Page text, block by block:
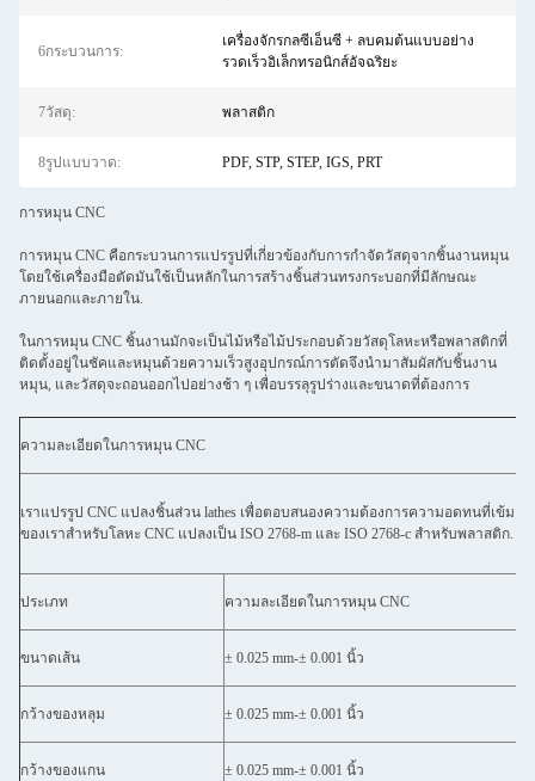
6กระบวนการ:
เครื่องจักรกลซีเอ็นซี + ลบคมต้นแบบอย่าง
รวดเร็วอิเล็กทรอนิกส์อัจฉริยะ
7วัสดุ: พลาสติก
8รูปแบบวาด: PDF, STP, STEP, IGS, PRT
การหมุน CNC
การหมุน CNC คือกระบวนการแปรรูปที่เกี่ยวข้องกับการกําจัดวัสดุจากชิ้นงานหมุน
โดยใช้เครื่องมือตัดมันใช้เป็นหลักในการสร้างชิ้นส่วนทรงกระบอกที่มีลักษณะ
ภายนอกและภายใน.
ในการหมุน CNC ชิ้นงานมักจะเป็นไม้หรือไม้ประกอบด้วยวัสดุโลหะหรือพลาสติกที่
ติดตั้งอยู่ในชัคและหมุนด้วยความเร็วสูงอุปกรณ์การตัดจึงนํามาสัมผัสกับชิ้นงาน
หมุน, และวัสดุจะถอนออกไปอย่างช้า ๆ เพื่อบรรลุรูปร่างและขนาดที่ต้องการ
ความละเอียดในการหมุน CNC
เราแปรรูป CNC แปลงชิ้นส่วน lathes เพื่อตอบสนองความต้องการความอดทนที่เข้ม
ของเราสําหรับโลหะ CNC แปลงเป็น ISO 2768-m และ ISO 2768-c สําหรับพลาสติก.
ประเภท ความละเอียดในการหมุน CNC
ขนาดเส้น ± 0.025 mm-± 0.001 นิ้ว
กว้างของหลุม ± 0.025 mm-± 0.001 นิ้ว
กว้างของแกน ± 0.025 mm-± 0.001 นิ้ว